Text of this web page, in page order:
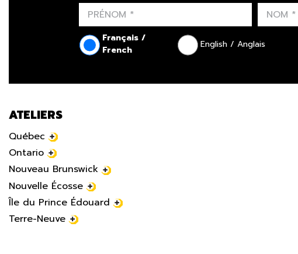
Français /
French
English / Anglais
ATELIERS
Québec
Ontario
Nouveau Brunswick
Nouvelle Écosse
Île du Prince Édouard
Terre-Neuve